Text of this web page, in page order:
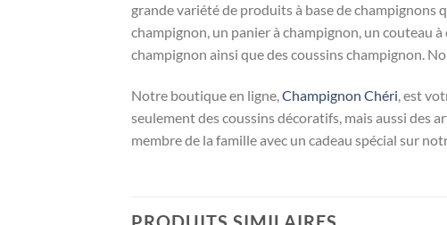
grande variété de produits à base de
champignon, un panier à champignon, un couteau
champignon ainsi que des coussins champignon.
Notre boutique en ligne,Champignon Chéri, est
seulement des coussins décoratifs, mais aussi des
membre de la famille avec un cadeau spécial sur